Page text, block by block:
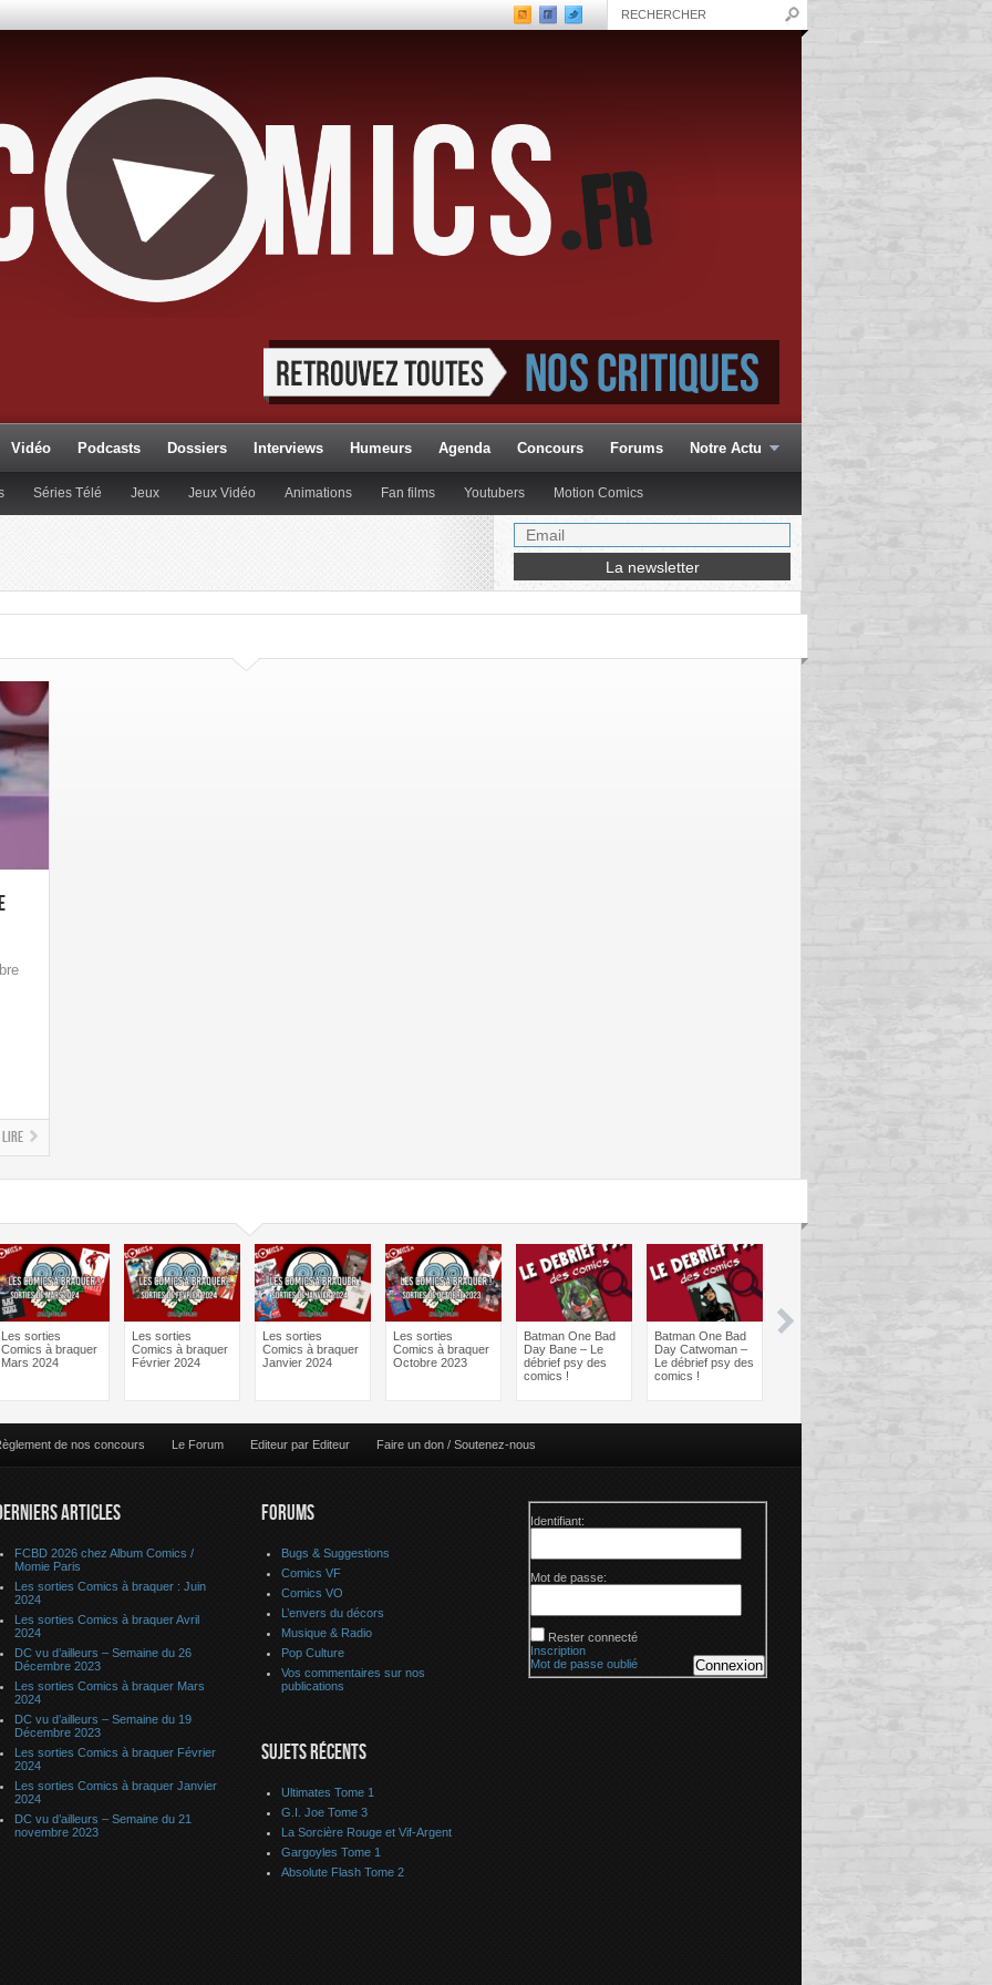
Vidéo Podcasts Dossiers Interviews Humeurs Agenda Concours Forums Notre Actu
Séries Télé Jeux Jeux Vidéo Animations Fan films Youtubers Motion Comics
Lire
Les sorties
Comics à braquer
Mars 2024
Les sorties
Comics à braquer
Février 2024
Les sorties
Comics à braquer
Janvier 2024
Les sorties
Comics à braquer
Octobre 2023
Batman One Bad
Day Bane – Le
débrief psy des
comics !
Batman One Bad
Day Catwoman –
Le débrief psy des
comics !
de nos concours Le Forum Editeur par Editeur Faire un don / Soutenez-nous
ARTICLES
FCBD 2026 chez Album Comics /
Momie Paris
Les sorties Comics à braquer : Juin
2024
Les sorties Comics à braquer Avril
2024
DC vu d’ailleurs – Semaine du 26
Décembre 2023
Les sorties Comics à braquer Mars
2024
DC vu d’ailleurs – Semaine du 19
Décembre 2023
Les sorties Comics à braquer Février
2024
Les sorties Comics à braquer Janvier
2024
DC vu d’ailleurs – Semaine du 21
novembre 2023
FORUMS
Bugs & Suggestions
Comics VF
Comics VO
L’envers du décors
Musique & Radio
Pop Culture
Vos commentaires sur nos
publications
SUJETS RÉCENTS
Ultimates Tome 1
G.I. Joe Tome 3
La Sorcière Rouge et Vif-Argent
Gargoyles Tome 1
Absolute Flash Tome 2
Identifiant:
Mot de passe:
Rester connecté
Connexion
Inscription
Mot de passe oublié